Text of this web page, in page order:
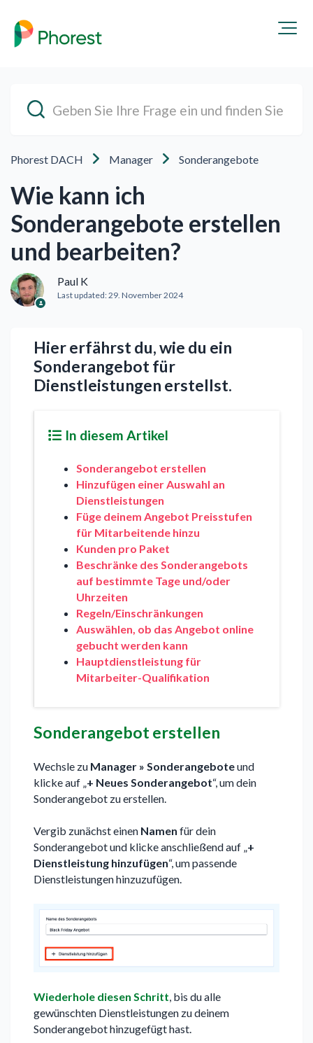
Phorest DACH Manager Sonderangebote
Wie kann ich
Sonderangebote erstellen
und bearbeiten?
Paul K
Last updated:29. November 2024
Hier erfährst du, wie du ein
Sonderangebot für
Dienstleistungen erstellst.
In diesem Artikel
Sonderangebot erstellen
Hinzufügen einer Auswahl an
Dienstleistungen
Füge deinem Angebot Preisstufen
für Mitarbeitende hinzu
Kunden pro Paket
Beschränke des Sonderangebots
auf bestimmte Tage und/oder
Uhrzeiten
Regeln/Einschränkungen
Auswählen, ob das Angebot online
gebucht werden kann
Hauptdienstleistung für
Mitarbeiter-Qualifikation
Sonderangebot erstellen
Wechsle zu Manager » Sonderangeboteund
klicke auf „+ Neues Sonderangebot“, um dein
Sonderangebot zu erstellen.
Vergib zunächst einen Namen für dein
Sonderangebot und klicke anschließend auf „+
Dienstleistung hinzufügen“, um passende
Dienstleistungen hinzuzufügen.
Wiederhole diesen Schritt, bis du alle
gewünschten Dienstleistungen zu deinem
Sonderangebot hinzugefügt hast.